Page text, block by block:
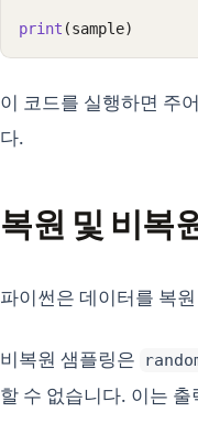
print (sample)
이 코드를 실행하면 주
다.
복원 및 비복
파이썬은 데이터를 복
비복원 샘플링은
할 수 없습니다. 이는